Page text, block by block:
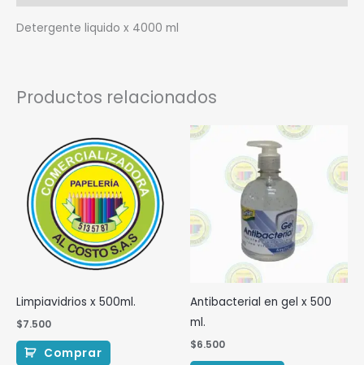
Detergente liquido x 4000 ml
Productos relacionados
Limpiavidrios x 500ml.
$7.500
Comprar
Antibacterial en gel x 500
ml.
$6.500